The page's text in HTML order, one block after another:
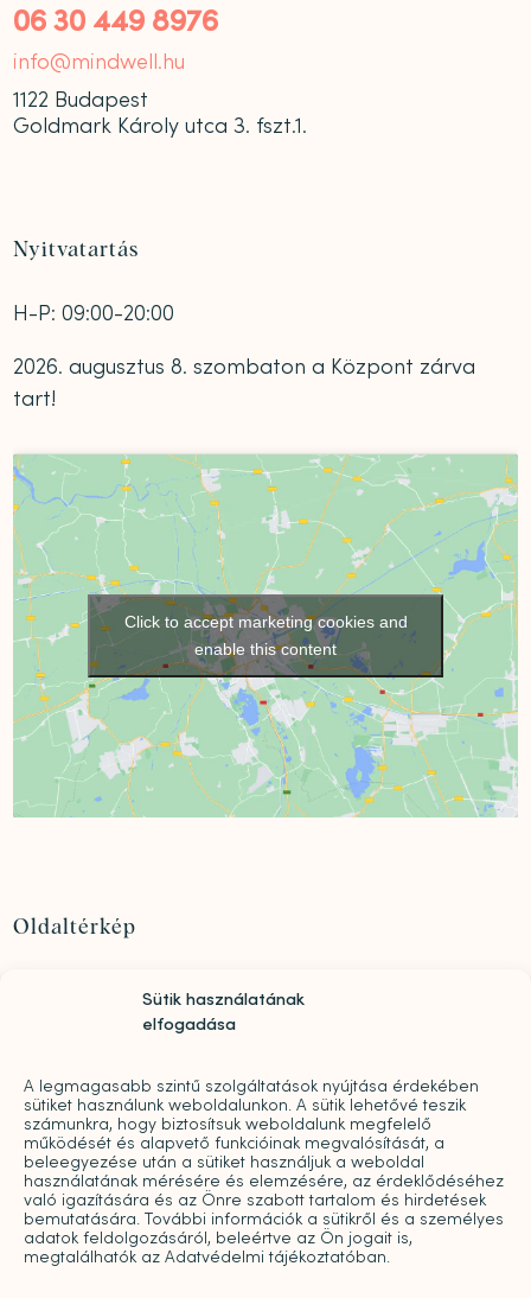
Sütik használatának
elfogadása
A legmagasabb szintű szolgáltatások nyújtása érdekében
sütiket használunk weboldalunkon. A sütik lehetővé teszik
számunkra, hogy biztosítsuk weboldalunk megfelelő
működését és alapvető funkcióinak megvalósítását, a
beleegyezése után a sütiket használjuk a weboldal
használatának mérésére és elemzésére, az érdeklődéséhez
való igazítására és az Önre szabott tartalom és hirdetések
bemutatására. További információk a sütikről és a személyes
adatok feldolgozásáról, beleértve az Ön jogait is,
megtalálhatók az Adatvédelmi tájékoztatóban.
06 30 449 8976
info@mindwell.hu
1122 Budapest
Goldmark Károly utca 3. fszt.1.
Nyitvatartás
H-P: 09:00-20:00
2026. augusztus 8. szombaton a Központ zárva
tart!
Click to accept marketing cookies and
enable this content
Oldaltérkép
Szolgáltatások
díjazására
Sajtó
Pro bono
Árak
Kapcsolat
Galéria